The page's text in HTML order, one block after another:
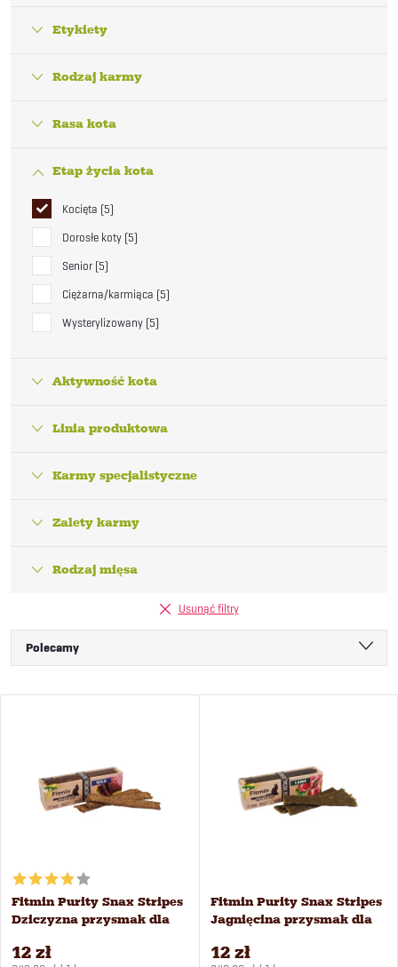
Etykiety
Rodzaj karmy
Rasa kota
Etap życia kota
Kocięta 5
Dorosłe koty 5
Senior 5
Ciężarna/karmiąca 5
Wysterylizowany 5
Aktywność kota
Linia produktowa
Karmy specjalistyczne
Zalety karmy
Rodzaj mięsa
Usunąć filtry
S
o
w
a
Polecamy
Alfabetycznie
a
p
Fitmin Purity Snax Stripes
Dziczyzna przysmak dla
12 zł
Fitmin Purity Snax Stripes
Jagnięcina przysmak dla
12 zł